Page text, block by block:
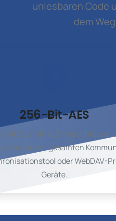
unlesbaren Code
dem
256-Bit-AES
mit 256-Bit-AES-
während der gesamten
oder WebDAV-
Geräte.